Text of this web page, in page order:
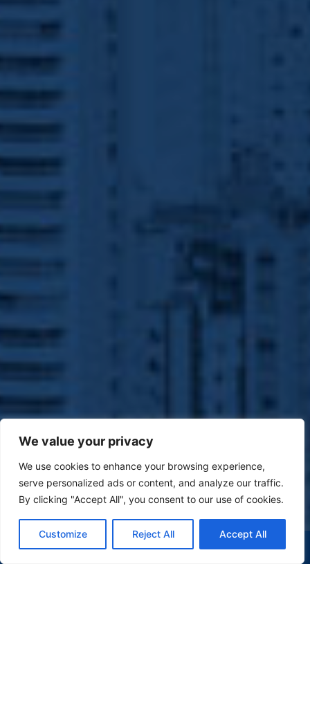
We value your privacy
We use cookies to enhance your browsing experience,
serve personalized ads or content, and analyze our traffic.
By clicking "Accept All", you consent to our use of cookies.
Customize Reject All Accept All
(47) 9 9977-7630